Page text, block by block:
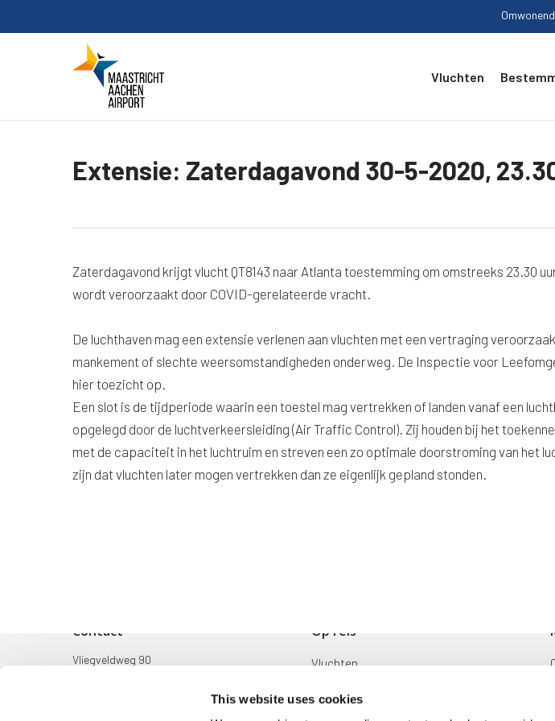
This website uses cookies
to
Vluchten
Extensie: Zaterdagavond 30-5-2020,
Zaterdagavond krijgt vlucht QT8143 naar Atlanta toestemming om omstreeks 23.30
wordt veroorzaakt door COVID-gerelateerde vracht.
De luchthaven mag een extensie verlenen aan vluchten met een vertraging
mankement of slechte weersomstandigheden onderweg. De Inspectie voor
hier toezicht op.
Een slot is de tijdperiode waarin een toestel mag vertrekken of landen vanaf een
opgelegd door de luchtverkeersleiding (Air Traffic Control). Zij houden bij het
met de capaciteit in het luchtruim en streven een zo optimale doorstroming van het
zijn dat vluchten later mogen vertrekken dan ze eigenlijk gepland stonden.
Contact
Vliegveldweg 90
Op reis
Vluchten
Bestemmingen